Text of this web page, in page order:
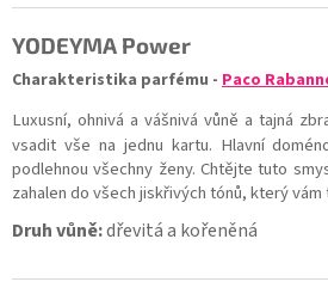
YODEYMA Power
Charakteristika parfému - Paco
Luxusní, ohnivá a vášnivá vůně a tajná
vsadit vše na jednu kartu. Hlavní
podlehnou všechny ženy. Chtějte tuto
zahalen do všech jiskřivých tónů, který
Druh vůně:dřevitá a kořeněná